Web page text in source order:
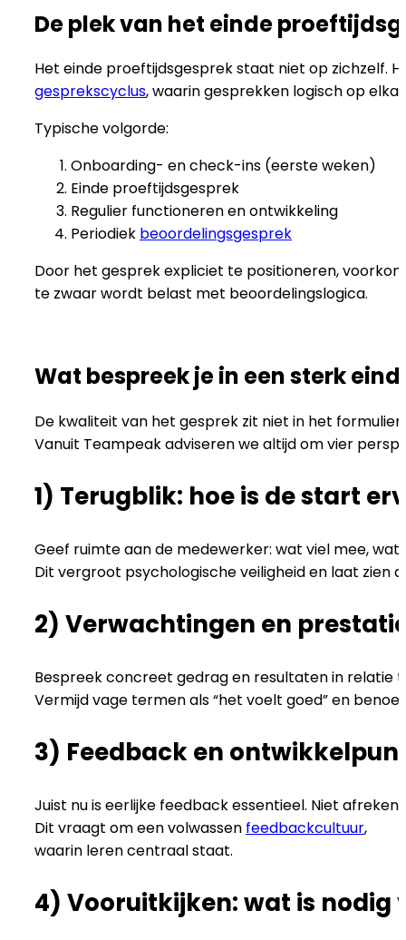
De plek van het einde
Het einde proeftijdsgesprek staat niet op zichzelf.
gesprekscyclus, waarin gesprekken logisch op
Typische volgorde:
Onboarding- en check-ins (eerste weken)
Einde proeftijdsgesprek
Regulier functioneren en ontwikkeling
Periodiek beoordelingsgesprek
Door het gesprek expliciet te positioneren,
te zwaar wordt belast met beoordelingslogica.
Wat bespreek je in een sterk
De kwaliteit van het gesprek zit niet in het
Vanuit Teampeak adviseren we altijd om vier
1) Terugblik: hoe is de start
Geef ruimte aan de medewerker: wat viel mee,
Dit vergroot psychologische veiligheid en laat zien
2) Verwachtingen en
Bespreek concreet gedrag en resultaten in relatie
Vermijd vage termen als “het voelt goed” en
3) Feedback en
Juist nu is eerlijke feedback essentieel. Niet
Dit vraagt om een volwassen feedbackcultuur,
waarin leren centraal staat.
4) Vooruitkijken: wat is nodig